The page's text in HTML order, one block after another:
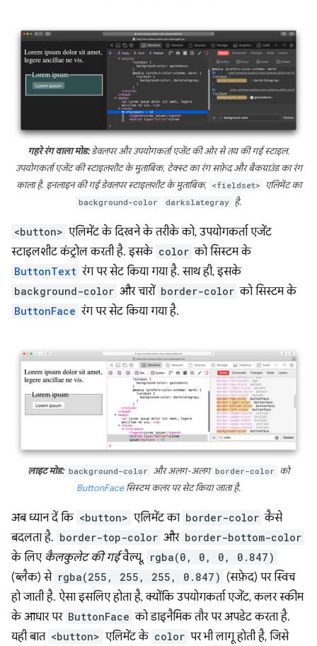
गहरे रंग वाला मोड:डेवलपर और उपयोगकर्ता एजेंट की ओर से तय की गई स्टाइल.
उपयोगकर्ता एजेंट की स्टाइलशीट के मुताबिक, टेक्स्ट का रंग सफ़ेद और बैकग्राउंड का रंग
काला है. इनलाइन की गई डेवलपर स्टाइलशीट के मुताबिक, <fieldset> एलिमेंट का
background-color darkslategray है.
<button> एलिमेंट के दिखने के तरीके को, उपयोगकर्ता एजेंट
स्टाइलशीट कंट्रोल करती है. इसके color को सिस्टम के
ButtonText रंग पर सेट किया गया है. साथ ही, इसके
background-color और चारों border-color को सिस्टम के
ButtonFace रंग पर सेट किया गया है.
लाइट मोड: background-color और अलग-अलग border-color को
ButtonFaceसिस्टम कलर पर सेट किया जाता है.
अब ध्यान दें कि <button> एलिमेंट का border-color कैसे
बदलता है. border-top-color और border-bottom-color
के लिए कैलकुलेट की गईवैल्यू, rgba(0, 0, 0, 0.847)
(ब्लैक) से rgba(255, 255, 255, 0.847) (सफ़ेद) पर स्विच
हो जाती है. ऐसा इसलिए होता है, क्योंकि उपयोगकर्ता एजेंट, कलर स्कीम
के आधार पर ButtonFace को डाइनैमिक तौर पर अपडेट करता है.
यही बात <button> एलिमेंट के color पर भी लागू होती है, जिसे